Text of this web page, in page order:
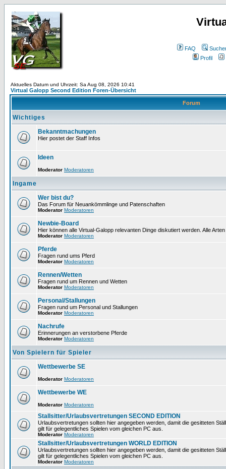
FAQ
Profil
Aktuelles Datum und Uhrzeit: Sa Aug 08, 2026 10:41
Virtual Galopp Second Edition Foren-Übersicht
Forum
Wichtiges
Bekanntmachungen
Hier postet der Staff Infos
Ideen
Moderator Moderatoren
Ingame
Wer bist du?
Das Forum für Neuankömmlinge und Patenschaften
Moderator Moderatoren
Newbie-Board
Hier können alle Virtual-Galopp relevanten Dinge diskutiert werden. Alle
Moderator Moderatoren
Pferde
Fragen rund ums Pferd
Moderator Moderatoren
Rennen/Wetten
Fragen rund um Rennen und Wetten
Moderator Moderatoren
Personal/Stallungen
Fragen rund um Personal und Stallungen
Moderator Moderatoren
Nachrufe
Erinnerungen an verstorbene Pferde
Moderator Moderatoren
Von Spielern für Spieler
Wettbewerbe SE
Moderator Moderatoren
Wettbewerbe WE
Moderator Moderatoren
Stallsitter/Urlaubsvertretungen SECOND EDITION
Urlaubsvertretungen sollten hier angegeben werden, damit die gesitteten
gilt für gelegentliches Spielen vom gleichen PC aus.
Moderator Moderatoren
Stallsitter/Urlaubsvertretungen WORLD EDITION
Urlaubsvertretungen sollten hier angegeben werden, damit die gesitteten
gilt für gelegentliches Spielen vom gleichen PC aus.
Moderator Moderatoren